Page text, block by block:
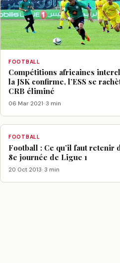
FOOTBALL
Compétitions africaines
la JSK confirme, l’ESS se
CRB éliminé
06 Mar 2021· 3 min
FOOTBALL
Football : Ce qu’il faut retenir
8e journée de Ligue 1
20 Oct 2013· 3 min